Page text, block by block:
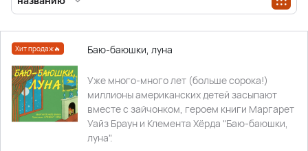
Хит продаж🔥 Баю-баюшки, луна
Уже много-много лет (больше сорока!)
миллионы американских детей засыпают
вместе с зайчонком, героем книги Маргарет
Уайз Браун и Клемента Хёрда "Баю-баюшки,
луна".